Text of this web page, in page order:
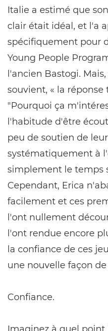
Italie a estimé que
clair était idéal, et l'a
spécifiquement pour
Young People
l'ancien Bastogi.
souvient, « la
"Pourquoi ça
l'habitude d'être
peu de soutien de
systématiquement à
simplement le temps
Cependant, Erica
facilement et ces
l'ont nullement
l'ont rendue encore
la confiance de ces
une nouvelle façon
Confiance.